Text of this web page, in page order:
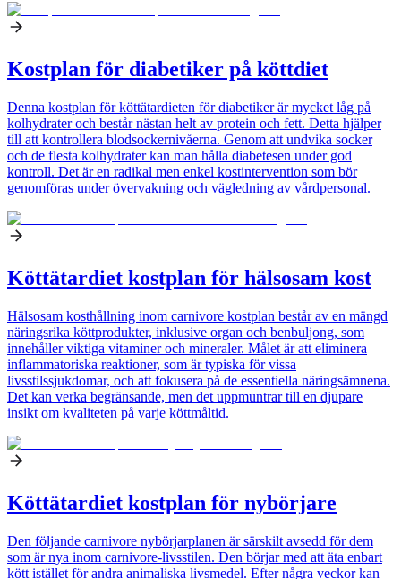
Kostplan för diabetiker på köttdiet
Denna kostplan för köttätardieten för diabetiker är mycket låg på
kolhydrater och består nästan helt av protein och fett. Detta hjälper
till att kontrollera blodsockernivåerna. Genom att undvika socker
och de flesta kolhydrater kan man hålla diabetesen under god
kontroll. Det är en radikal men enkel kostintervention som bör
genomföras under övervakning och vägledning av vårdpersonal.
Köttätardiet kostplan för hälsosam kost
Hälsosam kosthållning inom carnivore kostplan består av en mängd
näringsrika köttprodukter, inklusive organ och benbuljong, som
innehåller viktiga vitaminer och mineraler. Målet är att eliminera
inflammatoriska reaktioner, som är typiska för vissa
livsstilssjukdomar, och att fokusera på de essentiella näringsämnena.
Det kan verka begränsande, men det uppmuntrar till en djupare
insikt om kvaliteten på varje köttmåltid.
Köttätardiet kostplan för nybörjare
Den följande carnivore nybörjarplanen är särskilt avsedd för dem
som är nya inom carnivore-livsstilen. Den börjar med att äta enbart
kött istället för andra animaliska livsmedel. Efter några veckor kan